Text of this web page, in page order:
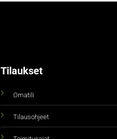
Tilaukset
Omatili
Tilausohjeet